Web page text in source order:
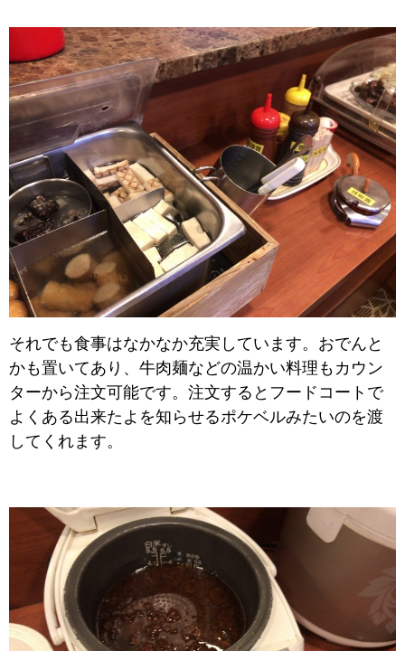
それでも食事はなかなか充実しています。おでんと
かも置いてあり、牛肉麺などの温かい料理もカウン
ターから注文可能です。注文するとフードコートで
よくある出来たよを知らせるポケベルみたいのを渡
してくれます。